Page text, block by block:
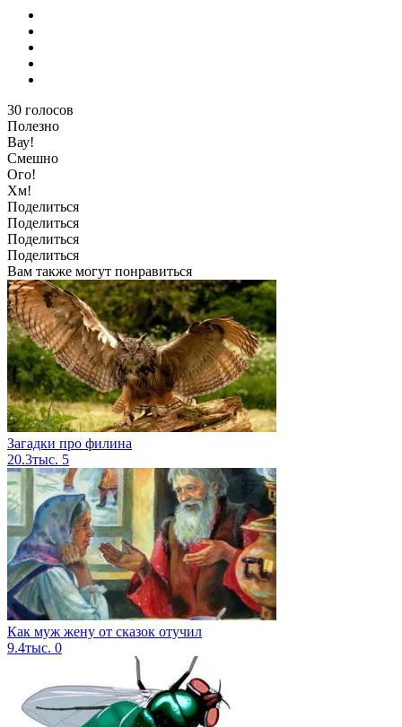
30 голосов
Полезно
Вау!
Смешно
Ого!
Хм!
Поделиться
Поделиться
Поделиться
Поделиться
Вам также могут понравиться
Загадки про филина
20.3тыс. 5
Как муж жену от сказок отучил
9.4тыс. 0